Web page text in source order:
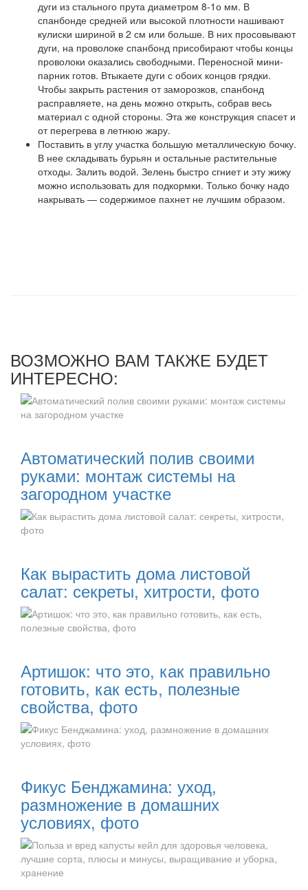
дуги из стального прута диаметром 8-1о мм. В
спанбонде средней или высокой плотности нашивают
кулиски шириной в 2 см или больше. В них просовывают
дуги, на проволоке спанбонд присобирают чтобы концы
проволоки оказались свободными. Переносной мини-
парник готов. Втыкаете дуги с обоих концов грядки.
Чтобы закрыть растения от заморозков, спанбонд
расправляете, на день можно открыть, собрав весь
материал с одной стороны. Эта же конструкция спасет и
от перегрева в летнюю жару.
Поставить в углу участка большую металлическую бочку.
В нее складывать бурьян и остальные растительные
отходы. Залить водой. Зелень быстро сгниет и эту жижу
можно использовать для подкормки. Только бочку надо
накрывать — содержимое пахнет не лучшим образом.
ВОЗМОЖНО ВАМ ТАКЖЕ БУДЕТ
ИНТЕРЕСНО:
Автоматический полив своими
руками: монтаж системы на
загородном участке
Как вырастить дома листовой
салат: секреты, хитрости, фото
Артишок: что это, как правильно
готовить, как есть, полезные
свойства, фото
Фикус Бенджамина: уход,
размножение в домашних
условиях, фото